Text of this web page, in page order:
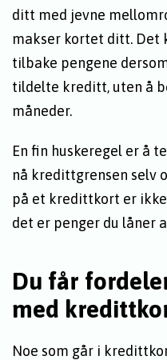
ditt med jevne
makser kortet ditt. Det
tilbake pengene
tildelte kreditt, uten å
måneder.
En fin huskeregel er å
nå kredittgrensen selv
på et kredittkort er
det er penger du låner
Du får
med
Noe som går i